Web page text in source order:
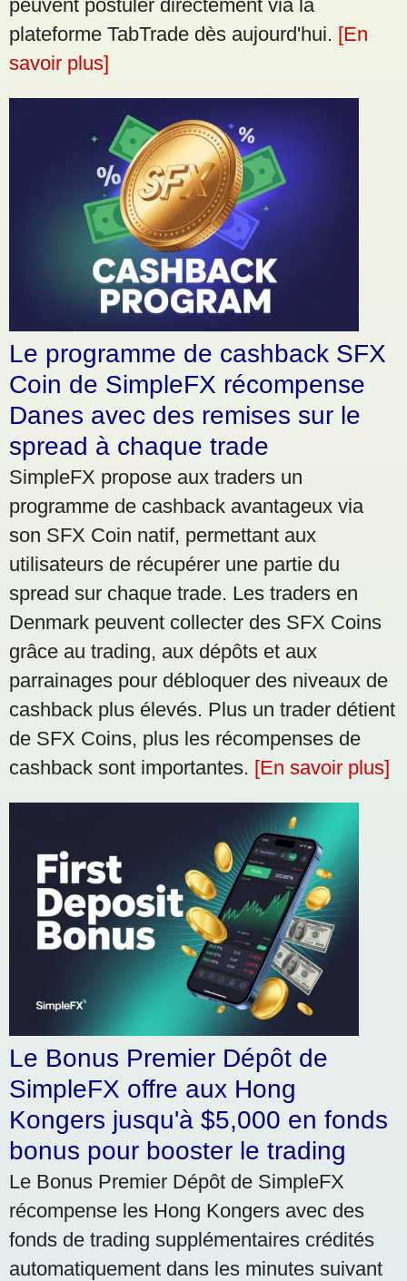
peuvent postuler directement via la
plateforme TabTrade dès aujourd'hui. [En
savoir plus]
Le programme de cashback SFX
Coin de SimpleFX récompense
Danes avec des remises sur le
spread à chaque trade
SimpleFX propose aux traders un
programme de cashback avantageux via
son SFX Coin natif, permettant aux
utilisateurs de récupérer une partie du
spread sur chaque trade. Les traders en
Denmark peuvent collecter des SFX Coins
grâce au trading, aux dépôts et aux
parrainages pour débloquer des niveaux de
cashback plus élevés. Plus un trader détient
de SFX Coins, plus les récompenses de
cashback sont importantes. [En savoir plus]
Le Bonus Premier Dépôt de
SimpleFX offre aux Hong
Kongers jusqu'à $5,000 en fonds
bonus pour booster le trading
Le Bonus Premier Dépôt de SimpleFX
récompense les Hong Kongers avec des
fonds de trading supplémentaires crédités
automatiquement dans les minutes suivant